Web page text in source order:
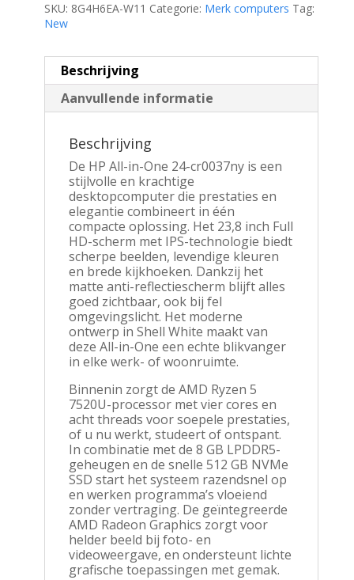
SKU: 8G4H6EA-W11 Categorie: Merk computers Tag:
New
Beschrijving
Aanvullende informatie
Beschrijving
De HP All-in-One 24-cr0037ny is een
stijlvolle en krachtige
desktopcomputer die prestaties en
elegantie combineert in één
compacte oplossing. Het 23,8 inch Full
HD-scherm met IPS-technologie biedt
scherpe beelden, levendige kleuren
en brede kijkhoeken. Dankzij het
matte anti-reflectiescherm blijft alles
goed zichtbaar, ook bij fel
omgevingslicht. Het moderne
ontwerp in Shell White maakt van
deze All-in-One een echte blikvanger
in elke werk- of woonruimte.
Binnenin zorgt de AMD Ryzen 5
7520U-processor met vier cores en
acht threads voor soepele prestaties,
of u nu werkt, studeert of ontspant.
In combinatie met de 8 GB LPDDR5-
geheugen en de snelle 512 GB NVMe
SSD start het systeem razendsnel op
en werken programma’s vloeiend
zonder vertraging. De geïntegreerde
AMD Radeon Graphics zorgt voor
helder beeld bij foto- en
videoweergave, en ondersteunt lichte
grafische toepassingen met gemak.